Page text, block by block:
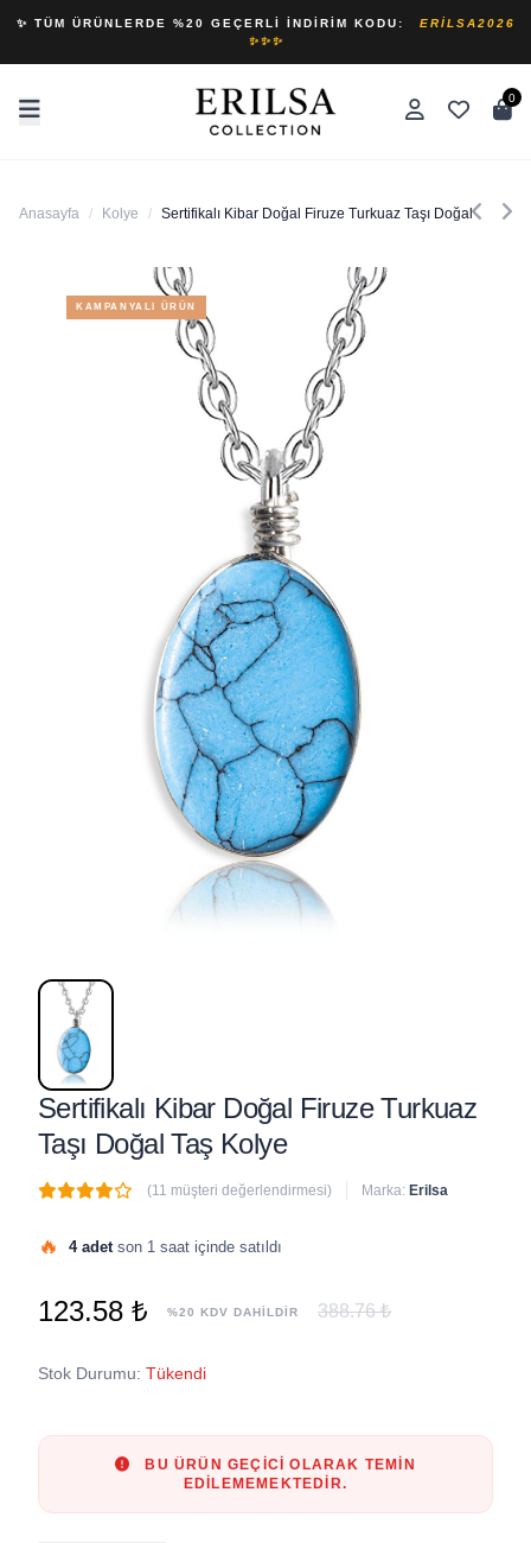
✨ TÜM ÜRÜNLERDE %20 GEÇERLI İNDIRIM KODU:
ERILSA2026
✨✨✨
0
Anasayfa / Kolye / Sertifikalı Kibar Doğal Firuze Turkuaz Taşı Doğal Taş
KAMPANYALI ÜRÜN
Sertifikalı Kibar Doğal Firuze Turkuaz
Taşı Doğal Taş Kolye
(11 müşteri değerlendirmesi) Marka: Erilsa
🔥 4 adet son 1 saat içinde satıldı
123.58 ₺ %20 KDV DAHİLDİR 388.76 ₺
Stok Durumu: Tükendi
BU ÜRÜN GEÇICI OLARAK TEMIN
EDILEMEMEKTEDIR.